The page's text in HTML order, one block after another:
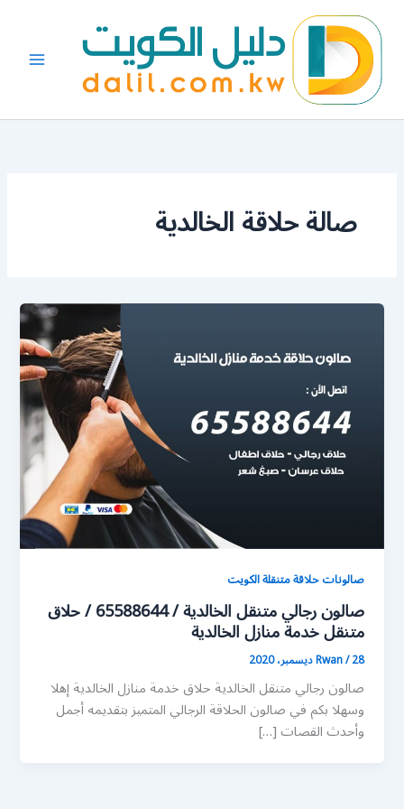
المحتوى
صالة حلاقة الخالدية
صالونات حلاقة متنقلة الكويت
صالون رجالي متنقل الخالدية / 65588644 / حلاق
متنقل خدمة منازل الخالدية
Rwan/28 ديسمبر، 2020
صالون رجالي متنقل الخالدية حلاق خدمة منازل الخالدية إهلا
وسهلا بكم في صالون الحلاقة الرجالي المتميز بتقديمه أجمل
وأحدث القصات […]